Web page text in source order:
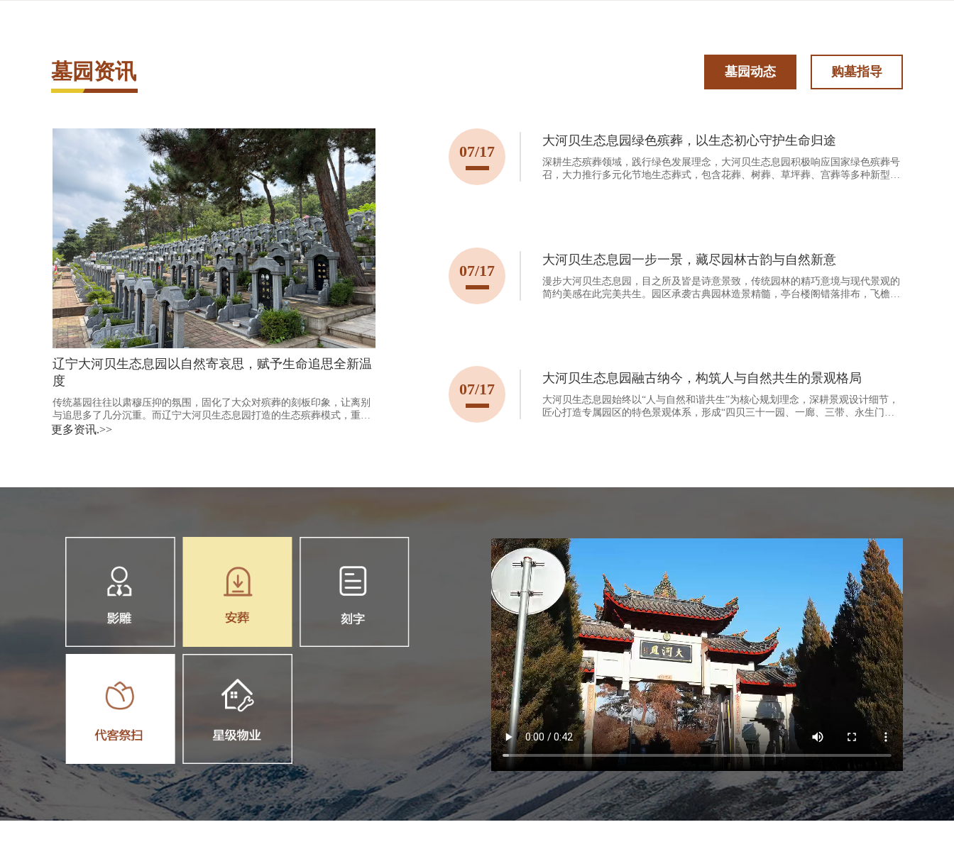
墓园资讯 墓园动态 购墓指导
辽宁大河贝生态息园以自然寄哀思，赋予生命追思全新温
度
传统墓园往往以肃穆压抑的氛围，固化了大众对殡葬的刻板印象，让离别
与追思多了几分沉重。而辽宁大河贝生态息园打造的生态殡葬模式，重构
了生命纪念的全新形式，让告别不再沉重，让思念更有温度。
07/17
大河贝生态息园绿色殡葬，以生态初心守护生命归途
深耕生态殡葬领域，践行绿色发展理念，大河贝生态息园积极响应国家绿色殡葬号
召，大力推行多元化节地生态葬式，包含花葬、树葬、草坪葬、宫葬等多种新型安
07/17
大河贝生态息园一步一景，藏尽园林古韵与自然新意
漫步大河贝生态息园，目之所及皆是诗意景致，传统园林的精巧意境与现代景观的
简约美感在此完美共生。园区承袭古典园林造景精髓，亭台楼阁错落排布，飞檐斗
07/17
大河贝生态息园融古纳今，构筑人与自然共生的景观格局
大河贝生态息园始终以“人与自然和谐共生”为核心规划理念，深耕景观设计细节，
匠心打造专属园区的特色景观体系，形成“四贝三十一园、一廊、三带、永生门、
更多资讯.>>